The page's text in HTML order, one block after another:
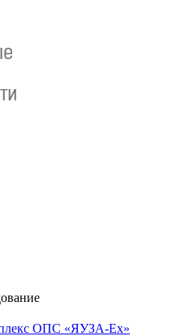
ОПС «ЯУЗА-Ех»